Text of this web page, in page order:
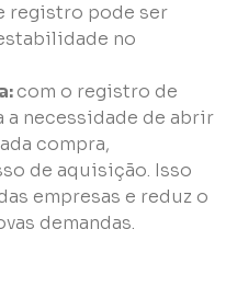
registro pode ser
no
com o registro de
a necessidade de abrir
compra,
de aquisição. Isso
empresas e reduz o
demandas.